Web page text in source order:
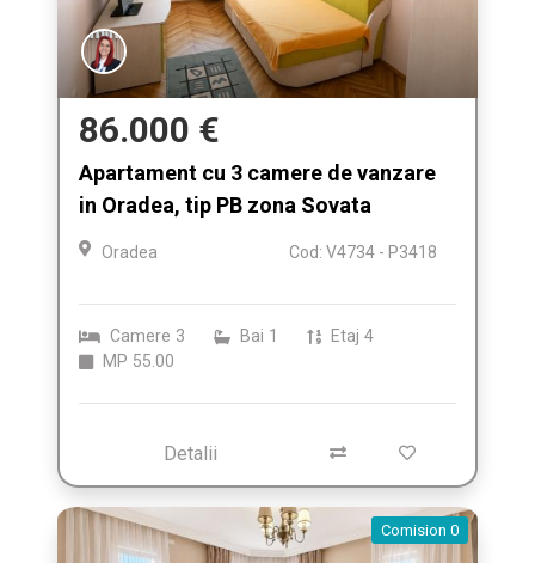
86.000 €
Apartament cu 3 camere de vanzare
in Oradea, tip PB zona Sovata
Oradea Cod: V4734 - P3418
Camere 3 Bai 1 Etaj 4
MP 55.00
Detalii
Comision 0